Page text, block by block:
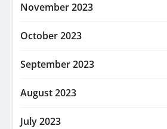
November 2023
October 2023
September 2023
August 2023
July 2023